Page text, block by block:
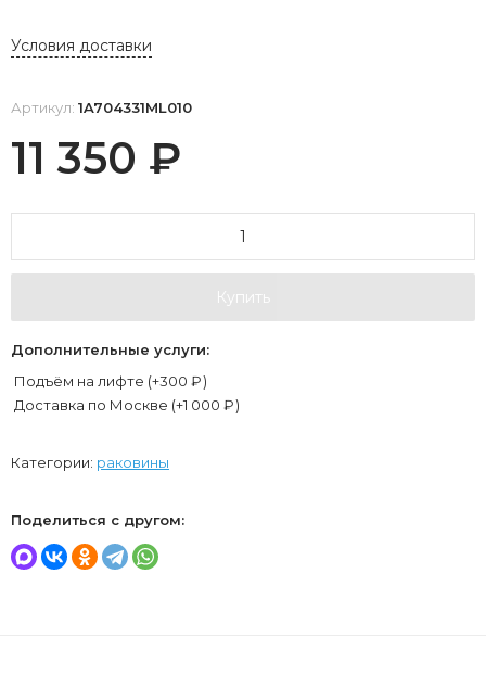
Условия доставки
Артикул: 1A704331ML010
11 350 ₽
Купить
Дополнительные услуги:
Подъём на лифте (+300 ₽)
Доставка по Москве (+1 000 ₽)
Категории: раковины
Поделиться с другом: